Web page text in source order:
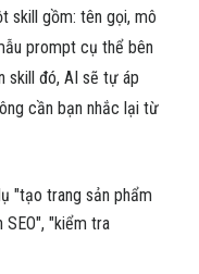
skill gồm: tên gọi, mô
prompt cụ thể bên
skill đó, AI sẽ tự áp
cần bạn nhắc lại từ
"tạo trang sản phẩm
"kiểm tra